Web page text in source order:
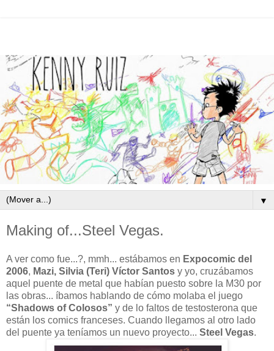
▼
Making of...Steel Vegas.
A ver como fue...?, mmh... estábamos en Expocomic del
2006, Mazi, Silvia (Teri) Víctor Santos y yo, cruzábamos
aquel puente de metal que habían puesto sobre la M30 por
las obras... íbamos hablando de cómo molaba el juego
“Shadows of Colosos” y de lo faltos de testosterona que
están los comics franceses. Cuando llegamos al otro lado
del puente ya teníamos un nuevo proyecto... Steel Vegas.